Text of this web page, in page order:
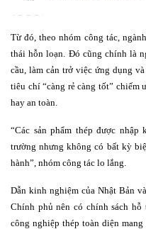
Từ đó, theo nhóm công tác,
thái hỗn loạn. Đó cũng chính là
cầu, làm cản trở việc ứng dụng
tiêu chí “càng rẻ càng tốt” chiếm
hay an toàn.
“Các sản phẩm thép được
trường nhưng không có bất kỳ
hành”, nhóm công tác lo lắng.
Dẫn kinh nghiệm của Nhật Bản
Chính phủ nên có chính sách
công nghiệp thép toàn diện